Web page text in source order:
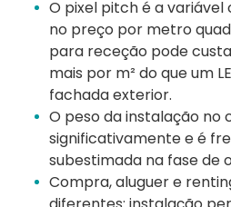
O pixel pitch é a
no preço por metro
para receção pode
mais por m² do que um
fachada exterior.
O peso da instalação no
significativamente e é
subestimada na fase de
Compra, aluguer e